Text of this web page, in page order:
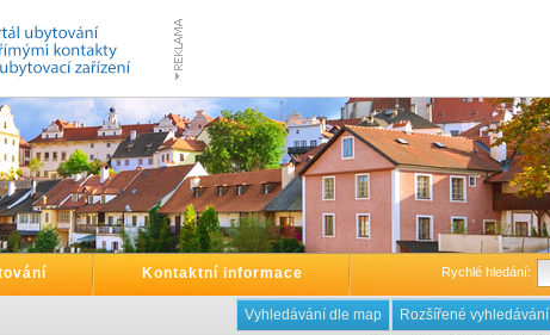
Kontaktní informace Rychlé hledání:
Rozšířené vyhledávání
Vyhledávání dle map